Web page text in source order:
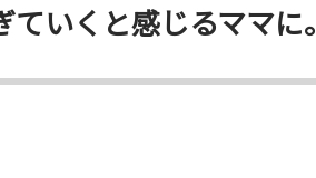
いくと感じるママに。